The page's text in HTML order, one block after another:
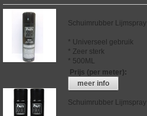
Schuimrubber Lijmspray
* Universeel gebruik
* Zeer sterk
* 500ML
Prijs (per meter):
meer info
Schuimrubber